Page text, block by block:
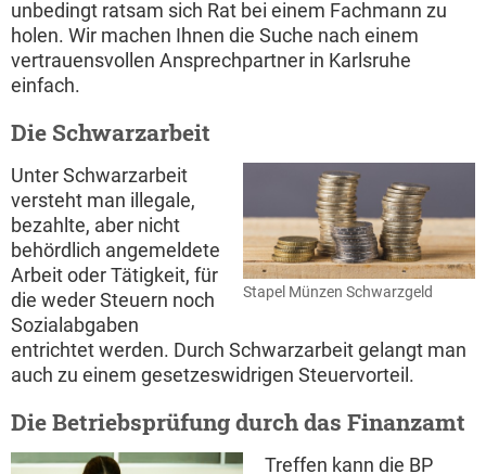
unbedingt ratsam sich Rat bei einem Fachmann zu
holen. Wir machen Ihnen die Suche nach einem
vertrauensvollen Ansprechpartner in Karlsruhe
einfach.
Die Schwarzarbeit
Stapel Münzen Schwarzgeld
Unter Schwarzarbeit
versteht man illegale,
bezahlte, aber nicht
behördlich angemeldete
Arbeit oder Tätigkeit, für
die weder Steuern noch
Sozialabgaben
entrichtet werden. Durch Schwarzarbeit gelangt man
auch zu einem gesetzeswidrigen Steuervorteil.
Die Betriebsprüfung durch das Finanzamt
Treffen kann die BP